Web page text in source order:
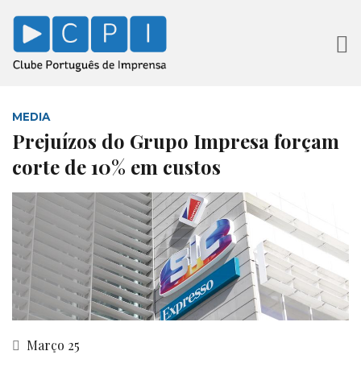
MEDIA
Prejuízos do Grupo Impresa forçam
corte de 10% em custos
Março 25